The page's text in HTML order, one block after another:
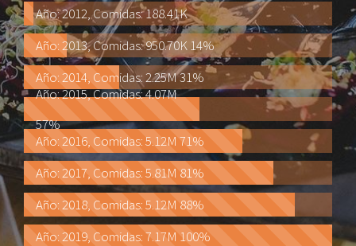
Año: 2012, Comidas: 188.41K
Año: 2013, Comidas: 950.70K14%
Año: 2014, Comidas: 2.25M31%
Año: 2015, Comidas: 4.07M
57%
Año: 2016, Comidas: 5.12M71%
Año: 2017, Comidas: 5.81M81%
Año: 2018, Comidas: 5.12M88%
Año: 2019, Comidas: 7.17M100%